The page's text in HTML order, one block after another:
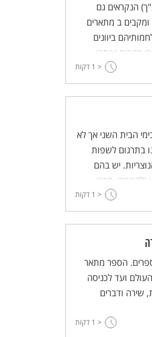
הנקראים גם
ב מתארים
ביוונים
מקבים נכתבו
אך הגיע
< 1 דקות
הבית השני אך לא
בתרגום לשפות
יש בהם
(לדוגמה: ספרי
< 1 דקות
הספר מתאר
ועד לכניסה
שירה ודברים
< 1 דקות